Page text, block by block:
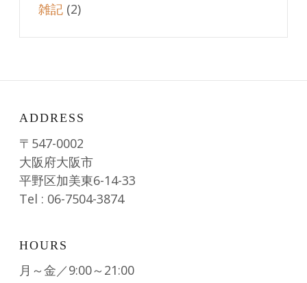
雑記 (2)
ADDRESS
〒547-0002
大阪府大阪市
平野区加美東6-14-33
Tel : 06-7504-3874
HOURS
月～金／9:00～21:00